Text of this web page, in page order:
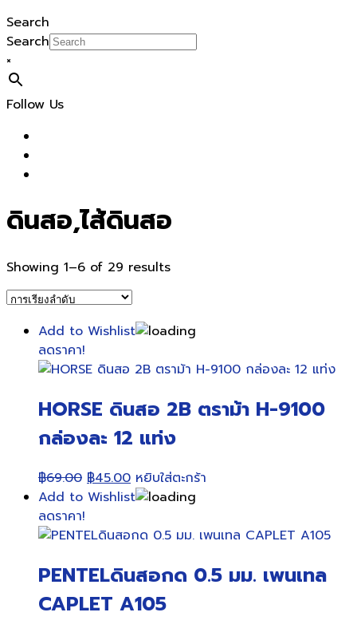
Search
Search
×
Follow Us
ดินสอ,ไส้ดินสอ
Showing 1–6 of 29 results
Add to Wishlist
ลดราคา!
HORSE ดินสอ 2B ตราม้า H-9100
กล่องละ 12 แท่ง
฿69.00 Original
price
฿69.00.
฿45.00Current
price
฿45.00.
หยิบใส่ตะกร้า
Add to Wishlist
ลดราคา!
PENTELดินสอกด 0.5 มม. เพนเทล
CAPLET A105